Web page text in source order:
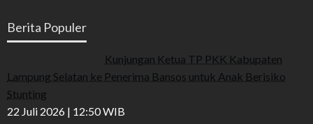
Berita Populer
Kunjungan Ketua TP PKK Kabupaten
Lampung Selatan ke Penerima Bansos untuk Anak Berisiko
Stunting
22 Juli 2026 | 12:50 WIB